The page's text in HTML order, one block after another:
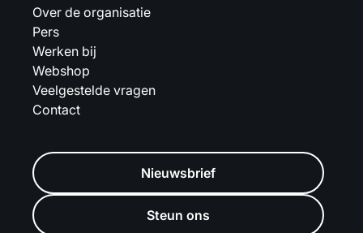
Over de organisatie
Pers
Werken bij
Webshop
Veelgestelde vragen
Contact
Nieuwsbrief
Steun ons